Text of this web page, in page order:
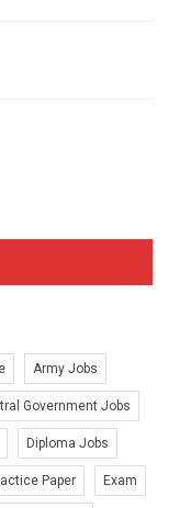
Army Jobs
Government Jobs
Diploma Jobs
Paper Exam